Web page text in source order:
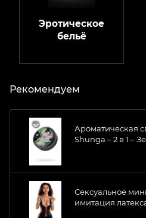
Эротическое
бельё
Рекомендуем
Ароматическая
Shunga – 2 в 1 –
Сексуальное
имитация